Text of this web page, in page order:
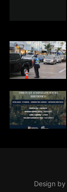
Design by